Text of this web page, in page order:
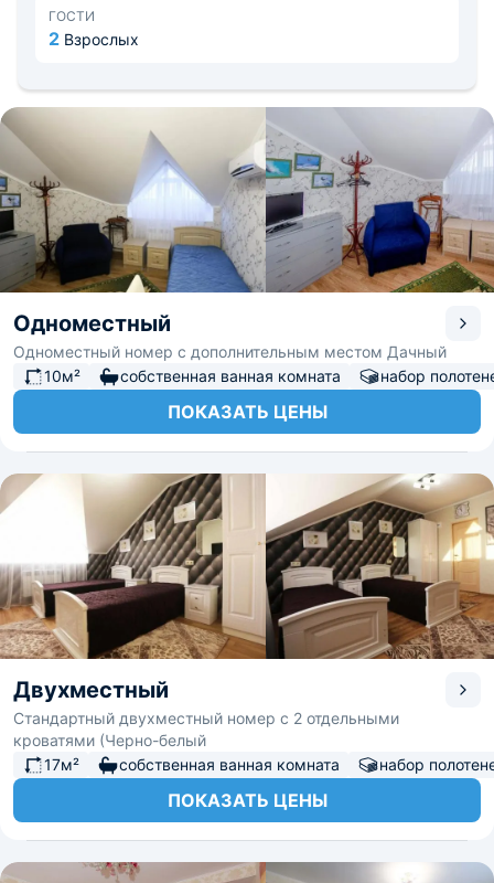
проживания.
Рядом находится Витязевский лиман, по которому
подводный грязевой вулкан «Благовещенский».
Расстояние до вокзала в Анапе — 17,7 км, а до
аэропорта — 16,6 км.
ГОСТИ
2 Взрослых
Одноместный
Одноместный номер с дополнительным местом Дачный
10м²
собственная ванная комната набор
ПОКАЗАТЬ ЦЕНЫ
Двухместный
Стандартный двухместный номер с 2 отдельными
кроватями (Черно-белый
17м²
собственная ванная комната набор
ПОКАЗАТЬ ЦЕНЫ